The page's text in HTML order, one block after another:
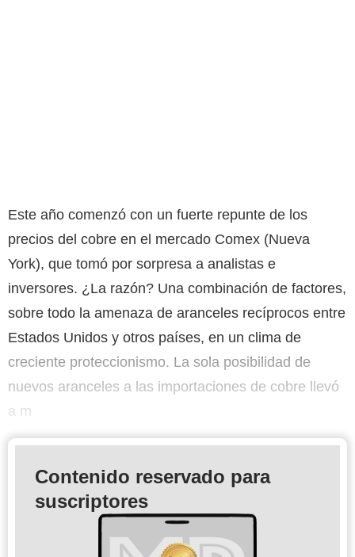
Este año comenzó con un fuerte repunte de los
precios del cobre en el mercado Comex (Nueva
York), que tomó por sorpresa a analistas e
inversores. ¿La razón? Una combinación de factores,
sobre todo la amenaza de aranceles recíprocos entre
Estados Unidos y otros países, en un clima de
creciente proteccionismo. La sola posibilidad de
nuevos aranceles a las importaciones de cobre llevó
a m
Contenido reservado para
suscriptores